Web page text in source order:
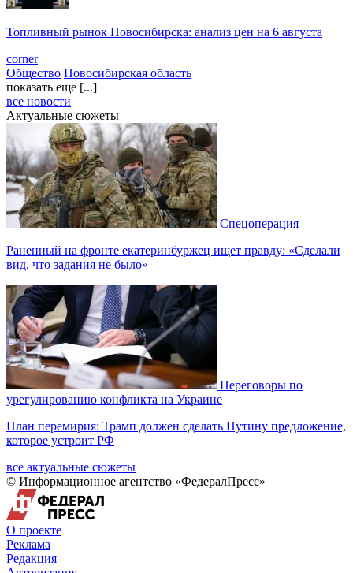
Топливный рынок Новосибирска: анализ цен на 6 августа
corner
Общество Новосибирская область
показать еще [...]
все новости
Актуальные сюжеты
Спецоперация
Раненный на фронте екатеринбуржец ищет правду: «Сделали
вид, что задания не было»
Переговоры по
урегулированию конфликта на Украине
План перемирия: Трамп должен сделать Путину предложение,
которое устроит РФ
все актуальные сюжеты
© Информационное агентство «ФедералПресс»
О проекте
Реклама
Редакция